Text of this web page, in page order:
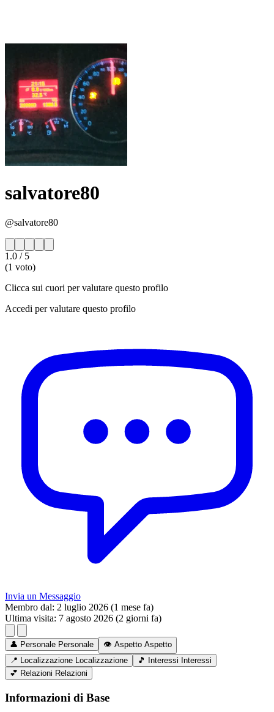
salvatore80
@salvatore80
1.0 / 5
(1 voto)
Clicca sui cuori per valutare questo profilo
Accedi per valutare questo profilo
Invia un Messaggio
Membro dal: 2 luglio 2026 (1 mese fa)
Ultima visita: 7 agosto 2026 (2 giorni fa)
👤 Personale Personale 👁️ Aspetto Aspetto
📍 Localizzazione Localizzazione 🎵 Interessi Interessi
💕 Relazioni Relazioni
Informazioni di Base